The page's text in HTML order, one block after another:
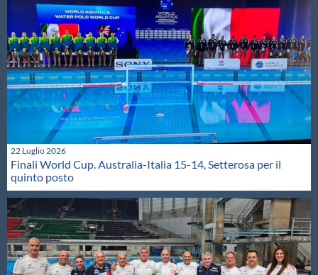
22 Luglio 2026
Finali World Cup. Australia-Italia 15-14, Setterosa per il
quinto posto